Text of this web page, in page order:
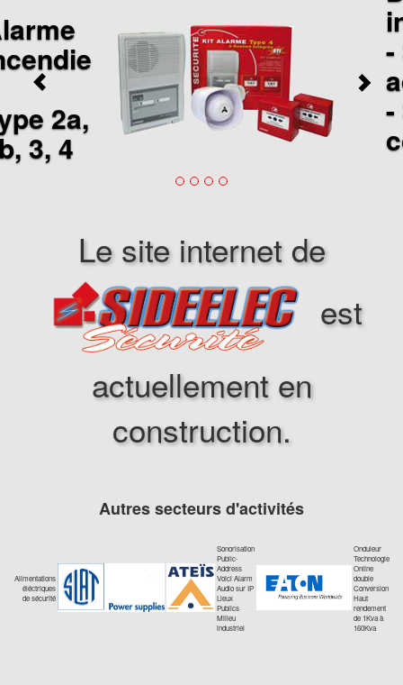
incendie :
-
-
Le site internet de
est
actuellement en
construction.
Autres secteurs d'activités
Alimentations
éléctriques
de sécurité
Sonorisation
Public-
Address
Voici Alarm
Audio sur IP
Lieux
Publics
Milieu
industriel
Onduleur
Technologie
Online
double
Conversion
Haut
rendement
de 1Kva à
160Kva